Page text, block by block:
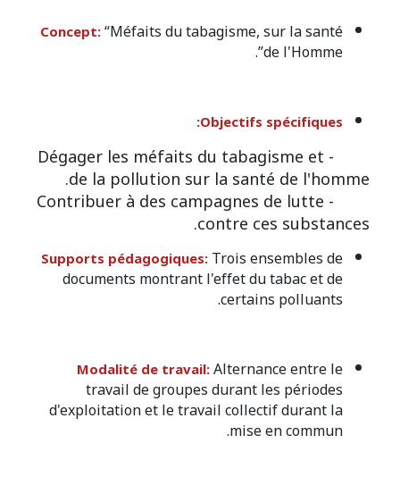
Concept:“Méfaits du tabagisme, sur la santé
de l'Homme”.
Objectifs spécifiques:
- Dégager les méfaits du tabagisme et
de la pollution sur la santé de l'homme.
- Contribuer à des campagnes de lutte
contre ces substances.
Supports pédagogiques:Trois ensembles de
documents montrant l'effet du tabac et de
certains polluants.
Modalité de travail:Alternance entre le
travail de groupes durant les périodes
d'exploitation et le travail collectif durant la
mise en commun.